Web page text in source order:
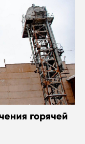
горячей